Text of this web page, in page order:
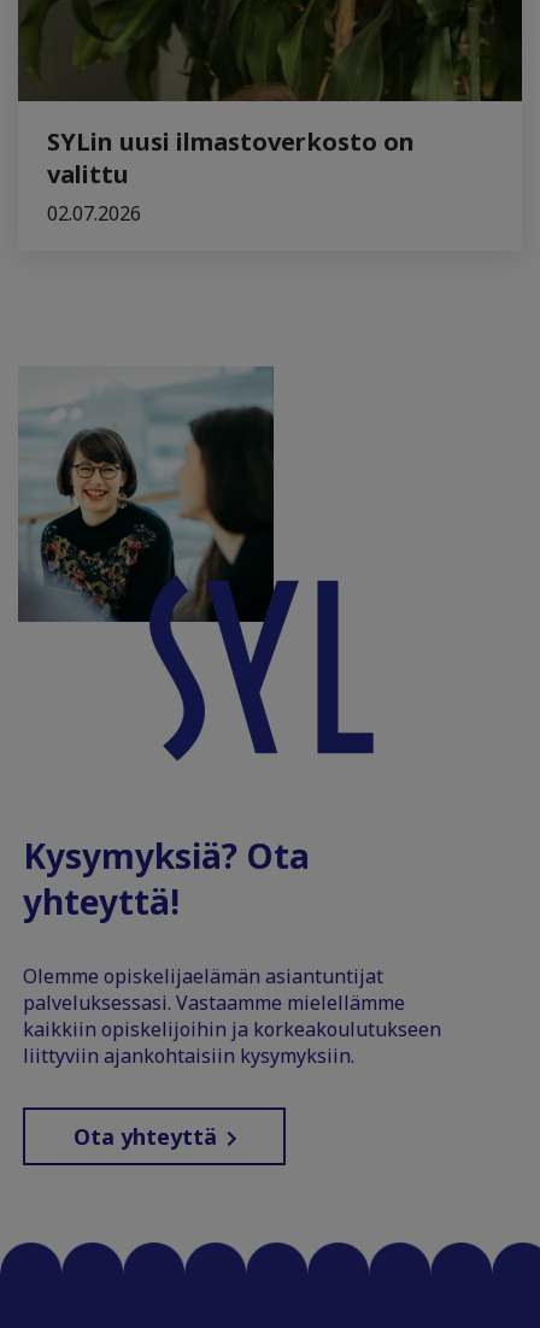
SYLin uusi ilmastoverkosto on
valittu
02.07.2026
Kysymyksiä? Ota
yhteyttä!
Olemme opiskelijaelämän asiantuntijat
palveluksessasi. Vastaamme mielellämme
kaikkiin opiskelijoihin ja korkeakoulutukseen
liittyviin ajankohtaisiin kysymyksiin.
Ota yhteyttä